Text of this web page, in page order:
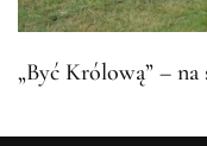
„Być Królową” –